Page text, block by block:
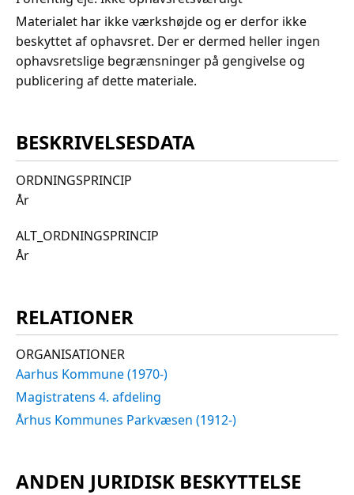
Materialet har ikke værkshøjde og er derfor ikke
beskyttet af ophavsret. Der er dermed heller ingen
ophavsretslige begrænsninger på gengivelse og
publicering af dette materiale.
BESKRIVELSESDATA
ORDNINGSPRINCIP
År
ALT_ORDNINGSPRINCIP
År
RELATIONER
ORGANISATIONER
Aarhus Kommune (1970-)
Magistratens 4. afdeling
Århus Kommunes Parkvæsen (1912-)
ANDEN JURIDISK BESKYTTELSE